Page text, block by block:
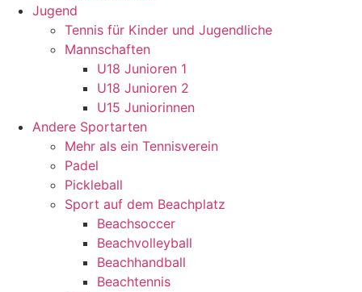
Jugend
Tennis für Kinder und Jugendliche
Mannschaften
U18 Junioren 1
U18 Junioren 2
U15 Juniorinnen
Andere Sportarten
Mehr als ein Tennisverein
Padel
Pickleball
Sport auf dem Beachplatz
Beachsoccer
Beachvolleyball
Beachhandball
Beachtennis